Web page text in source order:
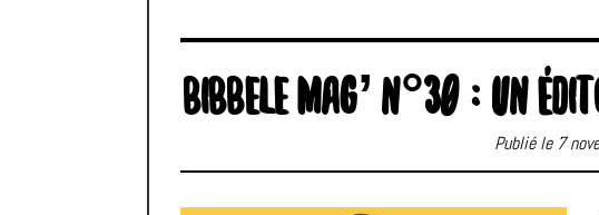
BIBBELE MAG’ N°30 : UN
Publié le 7